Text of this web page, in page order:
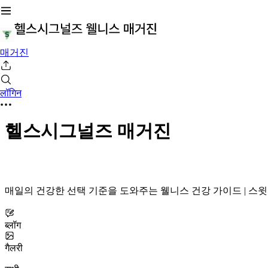
매거진
लॉगिन
헬스시그널즈 매거진
매일의 건강한 선택 기준을 도와주는 웰니스 건강 가이드 | 스
ब्लॉग
गैलरी